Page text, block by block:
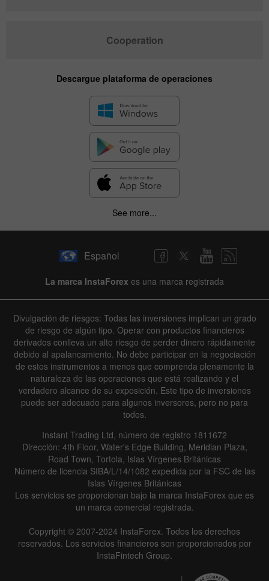
Cooperation
Descargue plataforma de operaciones
See more...
Español
La marca InstaForex es una marca registrada
Divulgación de riesgos: Todas las inversiones implican un grado
de riesgo de algún tipo. Operar con productos financieros
derivados conlleva un alto riesgo de perder dinero rápidamente
debido al apalancamiento. No debe participar en la negociación
de estos instrumentos a menos que comprenda plenamente la
naturaleza de las operaciones que está realizando y el
verdadero alcance de su exposición. Este tipo de inversiones
puede ser adecuado para algunos inversores, pero no para
todos.
Instant Trading Ltd, número de registro 1811672
Dirección: 4th Floor, Water's Edge Building, Meridian Plaza,
Road Town, Tortola, Islas Vírgenes Británicas
Número de licencia SIBA/L/14/1082 expedida por la FSC de las
Islas Vírgenes Británicas
Los servicios se proporcionan bajo la marca InstaForex que es
un marca comercial registrada.
Copyright © 2007-2024 InstaForex. Todos los derechos
reservados. Los servicios financieros son proporcionados por
InstaFintech Group.